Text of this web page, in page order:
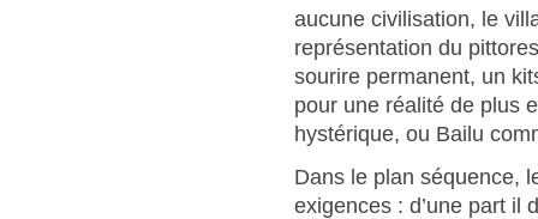
aucune civilisation, le
représentation du
sourire permanent, un
pour une réalité de plus
hystérique, ou Bailu
Dans le plan séquence,
exigences : d’une part il